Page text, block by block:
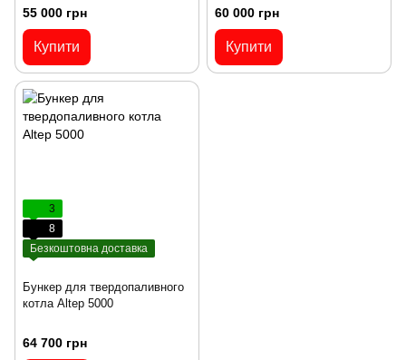
55 000 грн
Купити
60 000 грн
Купити
3
8
Безкоштовна доставка
Бункер для твердопаливного
котла Altep 5000
64 700 грн